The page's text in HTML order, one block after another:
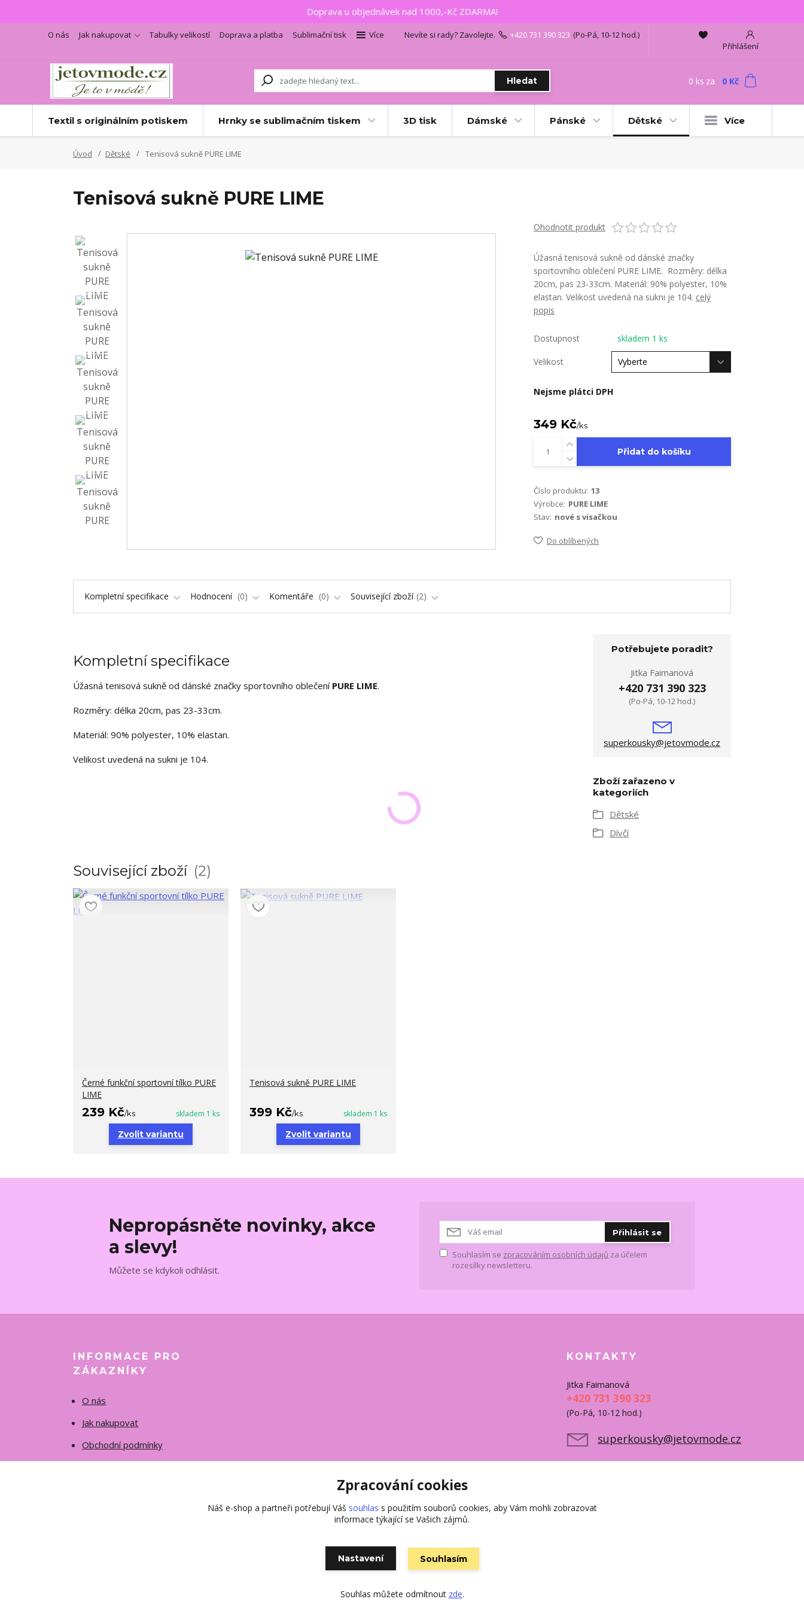
Doprava u objednávek nad 1000,-Kč ZDARMA!
O nás Jak nakupovat Tabulky velikostí Doprava a platba Sublimační tisk
Více
Přihlášení
Hledat
Nevíte si rady? Zavolejte. +420 731 390 323 (Po-Pá, 10-12 hod.)
0 ks za 0 Kč
Textil s originálním potiskem Hrnky se sublimačním tiskem 3D tisk Dámské Pánské Dětské Více
Úvod Dětské Tenisová sukně PURE LIME
Tenisová sukně PURE LIME
Ohodnotit produkt
Úžasná tenisová sukně od dánské značky
sportovního oblečení PURE LIME. Rozměry: délka
20cm, pas 23-33cm. Materiál: 90% polyester, 10%
elastan. Velikost uvedená na sukni je 104. celý
popis
Dostupnost skladem 1 ks
Velikost
Nejsme plátci DPH
349 Kč/ks
Přidat do košíku
Číslo produktu: 13
Výrobce: PURE LIME
Stav: nové s visačkou
Do oblíbených
Kompletní specifikace Hodnocení 0 Komentáře 0 Související zboží 2
Kompletní specifikace
Úžasná tenisová sukně od dánské značky sportovního oblečení PURE LIME.
Rozměry: délka 20cm, pas 23-33cm.
Materiál: 90% polyester, 10% elastan.
Velikost uvedená na sukni je 104.
Potřebujete poradit?
Jitka Faimanová
+420 731 390 323
(Po-Pá, 10-12 hod.)
superkousky@jetovmode.cz
Zboží zařazeno v
kategoriích
Dětské
Dívčí
Související zboží 2
Černé funkční sportovní tílko PURE
LIME
239 Kč/ks skladem 1 ks
Zvolit variantu
Tenisová sukně PURE LIME
399 Kč/ks skladem 1 ks
Zvolit variantu
Nepropásněte novinky, akce
a slevy!
Můžete se kdykoli odhlásit.
Přihlásit se
Souhlasím se zpracováním osobních údajů za účelem
rozesílky newsletteru.
INFORMACE PRO
ZÁKAZNÍKY
O nás
Jak nakupovat
Obchodní podmínky
KONTAKTY
Jitka Faimanová
+420 731 390 323
(Po-Pá, 10-12 hod.)
superkousky@jetovmode.cz
Vytvořeno na
Zpracování cookies
Náš e-shop a partneři potřebují Váš souhlas s použitím souborů cookies, aby Vám mohli zobrazovat
informace týkající se Vašich zájmů.
Nastavení Souhlasím
Souhlas můžete odmítnout zde.